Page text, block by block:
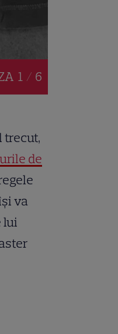
1 / 6
trecut,
de
va
lui